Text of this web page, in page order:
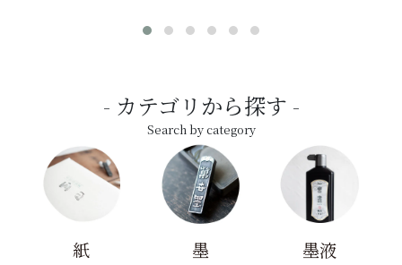
カテゴリから探す
Search by category
紙 墨 墨液